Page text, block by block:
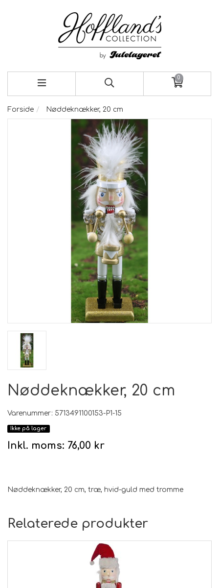
0
Forside Nøddeknækker, 20 cm
Nøddeknækker, 20 cm
Varenummer: 5713491100153-P1-15
Ikke på lager
Inkl. moms: 76,00 kr
Nøddeknækker, 20 cm, træ, hvid-guld med tromme
Relaterede produkter